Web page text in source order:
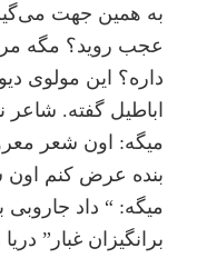
به همین جهت
عجب روید؟ مگه
داره؟ این مولوی
اباطیل گفته. شاعر
میگه: اون شعر
بنده عرض کنم اون
میگه: “ داد
برانگیزان غبار”